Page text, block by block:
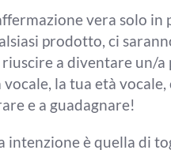
vera solo in
prodotto, ci
riuscire a diventare un/a
la tua età vocale,
e a guadagnare!
intenzione è quella di